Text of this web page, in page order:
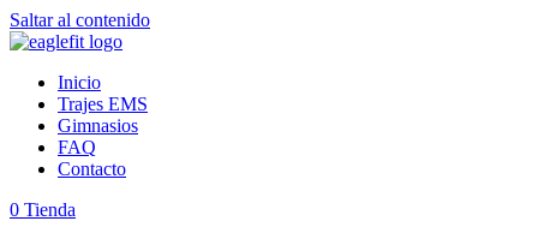
Saltar al contenido
Inicio
Trajes EMS
Gimnasios
FAQ
Contacto
0 Tienda